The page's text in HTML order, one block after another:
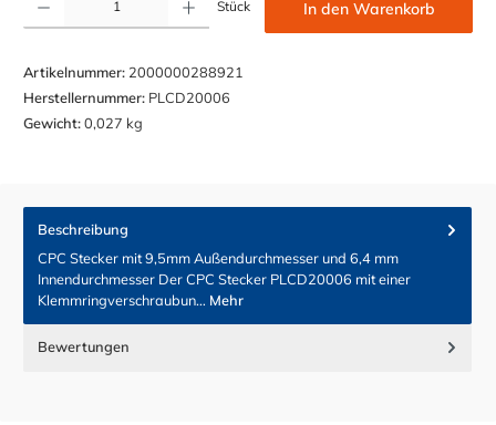
Stück In den Warenkorb
Artikelnummer: 2000000288921
Herstellernummer: PLCD20006
Gewicht:0,027 kg
Beschreibung
CPC Stecker mit 9,5mm Außendurchmesser und 6,4 mm
Innendurchmesser Der CPC Stecker PLCD20006 mit einer
Klemmringverschraubun… Mehr
Bewertungen